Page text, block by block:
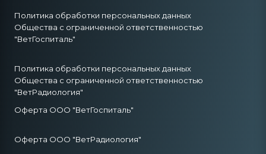
Политика обработки персональных данных
Общества с ограниченной ответственностью
"ВетГоспиталь"
Политика обработки персональных данных
Общества с ограниченной ответственностью
"ВетРадиология"
Оферта ООО "ВетГоспиталь"
Оферта ООО "ВетРадиология"